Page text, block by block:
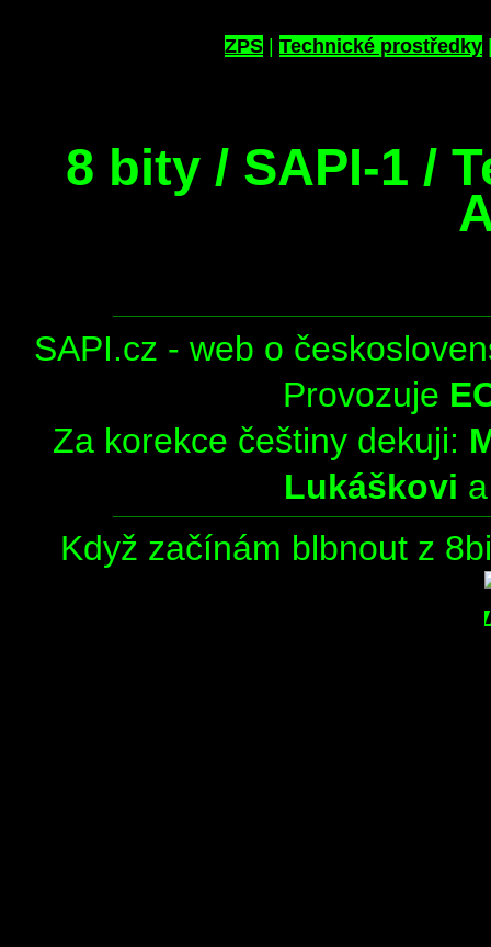
ZPS | Technické prostředky
8 bity / SAPI-1 /
SAPI.cz - web o
Provozuje
Za korekce češtiny dekuji:
Lukáškovi
Když začínám blbnout z